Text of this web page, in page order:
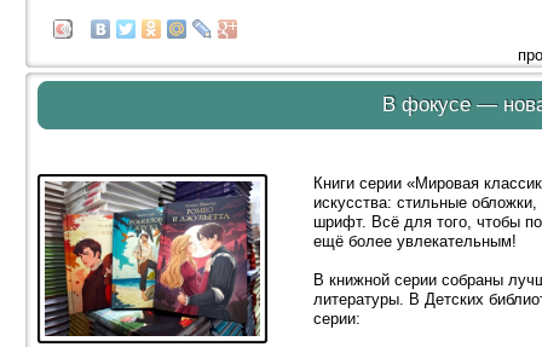
В фокусе —
Книги серии «Мировая
искусства: стильные
шрифт. Всё для того, чтобы
ещё более увлекательным!
В книжной серии собраны
литературы. В Детских
серии: